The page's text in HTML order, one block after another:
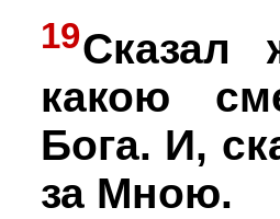
19Сказал
какою
Бога. И,
за Мною.